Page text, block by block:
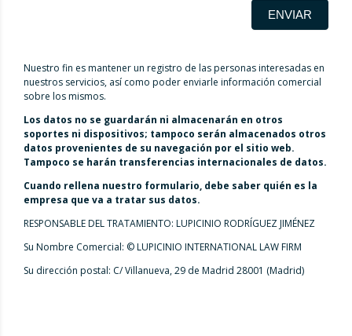
Nuestro fin es mantener un registro de las personas interesadas en
nuestros servicios, así como poder enviarle información comercial
sobre los mismos.
Los datos no se guardarán ni almacenarán en otros
soportes ni dispositivos; tampoco serán almacenados otros
datos provenientes de su navegación por el sitio web.
Tampoco se harán transferencias internacionales de datos.
Cuando rellena nuestro formulario, debe saber quién es la
empresa que va a tratar sus datos.
RESPONSABLE DEL TRATAMIENTO: LUPICINIO RODRÍGUEZ JIMÉNEZ
Su Nombre Comercial: © LUPICINIO INTERNATIONAL LAW FIRM
Su dirección postal: C/ Villanueva, 29 de Madrid 28001 (Madrid)
ENVIAR